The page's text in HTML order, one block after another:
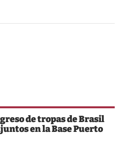
de tropas de Brasil
en la Base Puerto